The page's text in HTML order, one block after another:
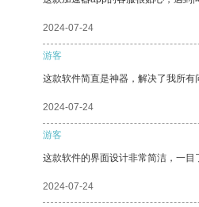
2024-07-24
游客
这款软件简直是神器，解决了我所有
2024-07-24
游客
这款软件的界面设计非常简洁，一目
2024-07-24